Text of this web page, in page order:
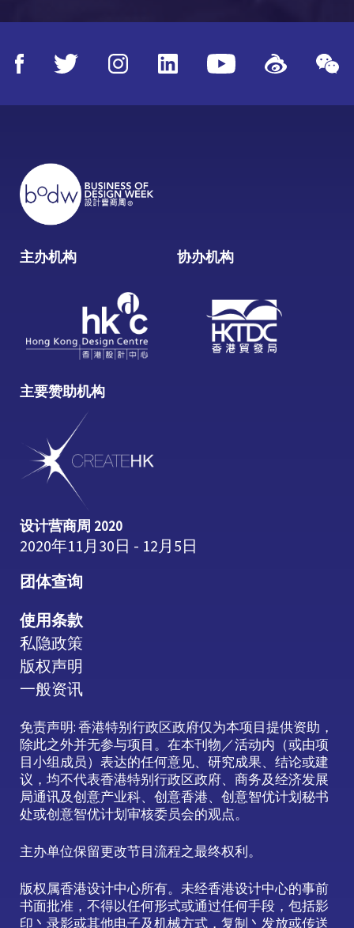
主办机构 协办机构
主要赞助机构
设计营商周 2020
2020年11月30日 - 12月5日
团体查询
使用条款
私隐政策
版权声明
一般资讯
免责声明: 香港特别行政区政府仅为本项目提供资助，
除此之外并无参与项目。在本刊物／活动内（或由项
目小组成员）表达的任何意见、研究成果、结论或建
议，均不代表香港特别行政区政府、商务及经济发展
局通讯及创意产业科、创意香港、创意智优计划秘书
处或创意智优计划审核委员会的观点。
主办单位保留更改节目流程之最终权利。
版权属香港设计中心所有。未经香港设计中心的事前
书面批准，不得以任何形式或通过任何手段，包括影